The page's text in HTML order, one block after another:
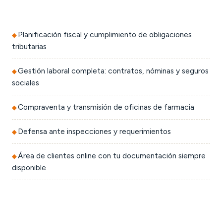
Planificación fiscal y cumplimiento de obligaciones
tributarias
Gestión laboral completa: contratos, nóminas y seguros
sociales
Compraventa y transmisión de oficinas de farmacia
Defensa ante inspecciones y requerimientos
Área de clientes online con tu documentación siempre
disponible